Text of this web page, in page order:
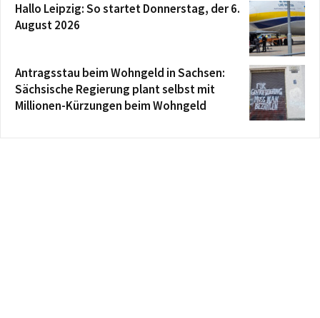
Hallo Leipzig: So startet Donnerstag, der 6.
August 2026
Antragsstau beim Wohngeld in Sachsen:
Sächsische Regierung plant selbst mit
Millionen-Kürzungen beim Wohngeld